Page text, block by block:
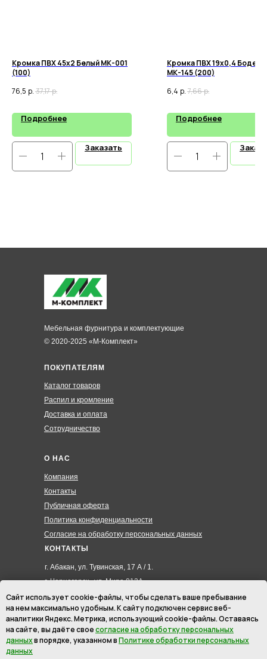
Кромка ПВХ 45х2 Белый МК-001
(100)
76,5 р. 37,17р.
Подробнее
Заказать
Кромка ПВХ 19х0,4 Бодега
МК-145 (200)
6,4 р. 7,66р.
Подробнее
ПОКУПАТЕЛЯМ
Каталог товаров
Распил и кромление
Доставка и оплата
Сотрудничество
О НАС
Компания
Контакты
Публичная оферта
Политика конфиденциальности
Согласие на обработку персональных данных
КОНТАКТЫ
г. Абакан, ул. Тувинская, 17 А / 1.
г. Черногорск , ул. Мира 012А
8 (3902) 285-171
8 (908) 326-24-00
8 (902) 467-09-70
hmk19@mail.ru
© 2020-2025 «М-Комплект»
Мебельная фурнитура и комплектующие
Сайт использует cookie-файлы, чтобы сделать ваше пребывание
на нем максимально удобным. К cайту подключен сервис веб-
аналитики Яндекс. Метрика, использующий cookie-файлы. Оставаясь
на сайте, вы даёте своесогласие на обработку персональных
данныхв порядке, указанном вПолитике обработки персональных
данных